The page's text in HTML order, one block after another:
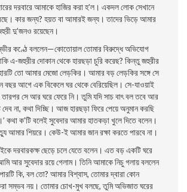
দরবারে আমাকে হাজির করা হ’ল। একদল লােক সেখানে
কার জন্য? হয়ত বা আমারই জন্য। তাদের ভিড়ে আমার
দু’জনও রয়েছেন।
কণ্ঠে বললেন—কোতােয়াল তােমার বিরুদ্ধে অভিযােগ
এ-জহুরীর দোকান থেকে হারছড়া চুরি করেছ? কিন্তু জহুরীর
তাে আমার মেজো লেড়কির। আমার বড় লেড়কির সঙ্গে সে
বছর আগে এক বিকেলে ঘর থেকে বেরিয়েছিল। সে-যাওয়াই
সে আর ঘরে ফেরে নি। তুমি যদি সাচ বাৎ বল তবে আর
দেব না, কথা দিচ্ছি। আজ হারছড়া ফিরে পেয়ে অনুমান করছি
কথা ক’টি বলেই সুবেদার আমার হাতকড়া খুলে দিতে বলেন।
আমার শিয়রে। কেউ-ই আমার জান রক্ষা করতে পারবে না।
দরবারকক্ষ ছেড়ে চলে যেতে বলেন। এত বড় একটি ঘরে
আর সুবেদার রয়ে গেলাম। তিনি আমাকে নিচু গলায় বললেন
কি, বল তাে? আমার বিশ্বাস, তােমার দ্বারা কোন
সম্ভব নয়। তােমার চোখ-মুখ বলছে, তুমি অভিজাত ঘরের